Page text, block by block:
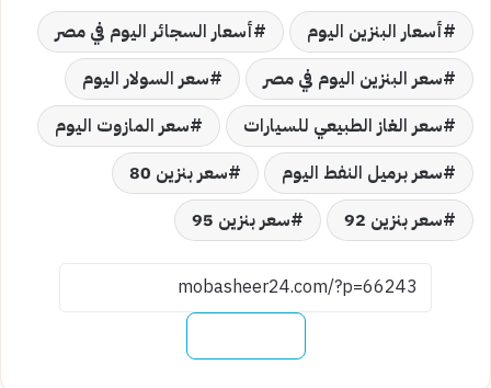
أسعار البنزين اليوم
أسعار السجائر اليوم في مصر
سعر البنزين اليوم في مصر
سعر السولار اليوم
سعر الغاز الطبيعي للسيارات
سعر المازوت اليوم
سعر برميل النفط اليوم
سعر بنزين 80
سعر بنزين 92
سعر بنزين 95